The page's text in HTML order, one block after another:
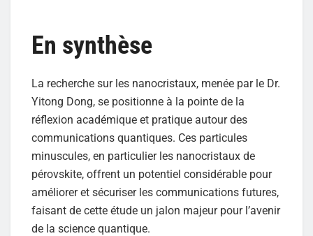
En synthèse
La recherche sur les nanocristaux, menée par le Dr.
Yitong Dong, se positionne à la pointe de la
réflexion académique et pratique autour des
communications quantiques. Ces particules
minuscules, en particulier les nanocristaux de
pérovskite, offrent un potentiel considérable pour
améliorer et sécuriser les communications futures,
faisant de cette étude un jalon majeur pour l’avenir
de la science quantique.